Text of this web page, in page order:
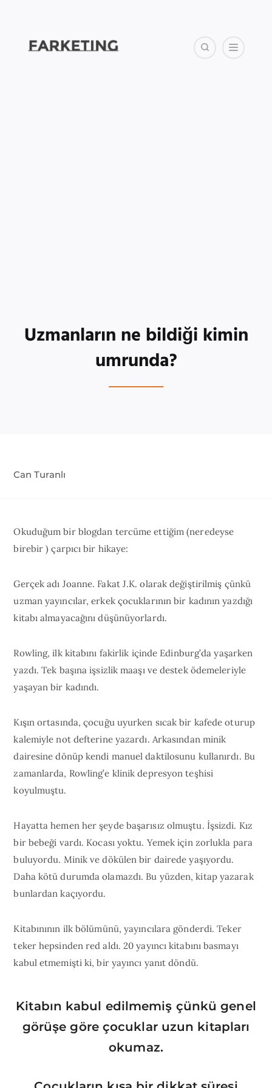
Uzmanların ne bildiği kimin
umrunda?
Can Turanlı
Okuduğum bir blogdan tercüme ettiğim (neredeyse
birebir ) çarpıcı bir hikaye:
Gerçek adı Joanne. Fakat J.K. olarak değiştirilmiş çünkü
uzman yayıncılar, erkek çocuklarının bir kadının yazdığı
kitabı almayacağını düşünüyorlardı.
Rowling, ilk kitabını fakirlik içinde Edinburg’da yaşarken
yazdı. Tek başına işsizlik maaşı ve destek ödemeleriyle
yaşayan bir kadındı.
Kışın ortasında, çocuğu uyurken sıcak bir kafede oturup
kalemiyle not defterine yazardı. Arkasından minik
dairesine dönüp kendi manuel daktilosunu kullanırdı. Bu
zamanlarda, Rowling’e klinik depresyon teşhisi
koyulmuştu.
Hayatta hemen her şeyde başarısız olmuştu. İşsizdi. Kız
bir bebeği vardı. Kocası yoktu. Yemek için zorlukla para
buluyordu. Minik ve dökülen bir dairede yaşıyordu.
Daha kötü durumda olamazdı. Bu yüzden, kitap yazarak
bunlardan kaçıyordu.
Kitabınının ilk bölümünü, yayıncılara gönderdi. Teker
teker hepsinden red aldı. 20 yayıncı kitabını basmayı
kabul etmemişti ki, bir yayıncı yanıt döndü.
Kitabın kabul edilmemiş çünkü genel
görüşe göre çocuklar uzun kitapları
okumaz.